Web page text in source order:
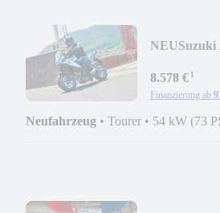
NEUSuzuki
8.578 €¹
Finanzierung ab
Neufahrzeug • Tourer • 54 kW (73